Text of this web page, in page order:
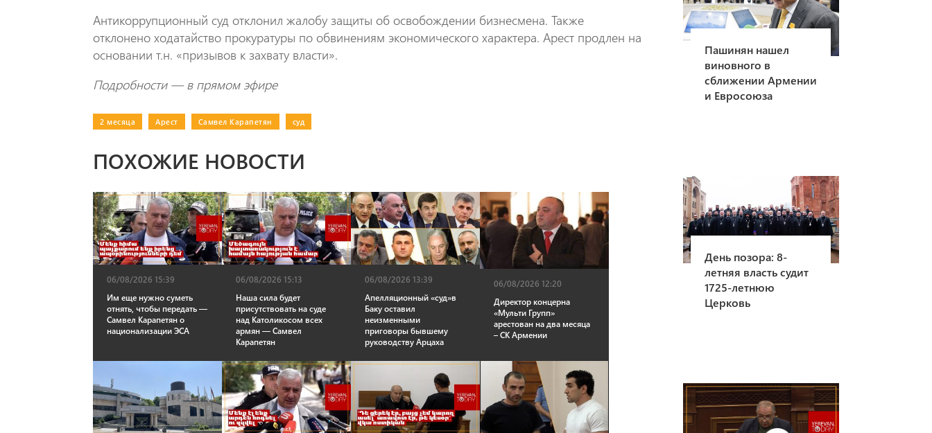
Антикоррупционный суд отклонил жалобу защиты об освобождении бизнесмена. Также
отклонено ходатайство прокуратуры по обвинениям экономического характера. Арест продлен на
основании т.н. «призывов к захвату власти».
Подробности — в прямом эфире
2 месяца Арест Самвел Карапетян суд
ПОХОЖИЕ НОВОСТИ
06/08/2026 15:39
Им еще нужно суметь
отнять, чтобы передать —
Самвел Карапетян о
национализации ЭСА
06/08/2026 15:13
Наша сила будет
присутствовать на суде
над Католикосом всех
армян — Самвел
Карапетян
06/08/2026 13:39
Апелляционный «суд»в
Баку оставил
неизменными
приговоры бывшему
руководству Арцаха
06/08/2026 12:20
Директор концерна
«Мульти Групп»
арестован на два месяца
– СК Армении
Пашинян нашел
виновного в
сближении Армении
и Евросоюза
День позора: 8-
летняя власть судит
1725-летнюю
Церковь